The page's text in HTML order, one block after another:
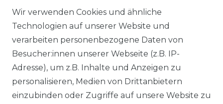
Solar Module
10 kWh Batteriespeicher
Solplanet Batteriespeicher
Growatt Speicher
Trina Solar Speicher
ZUBEHÖR
Unterkonstruktion
Wir verwenden Cookies und ähnliche
Technologien auf unserer Website und
verarbeiten personenbezogene Daten von
Besucher:innen unserer Webseite (z.B. IP-
Adresse), um z.B. Inhalte und Anzeigen zu
personalisieren, Medien von Drittanbietern
einzubinden oder Zugriffe auf unsere Website zu